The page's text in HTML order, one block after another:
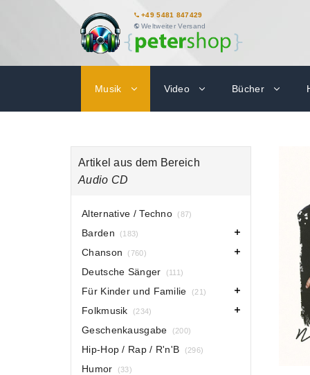
+49 5481 847429
Weltweiter Versand
Musik Video Bücher
Artikel aus dem Bereich
Audio CD
Alternative / Techno (87)
Barden (183)
Chanson (760)
Deutsche Sänger (111)
Für Kinder und Familie (21)
Folkmusik (234)
Geschenkausgabe (200)
Hip-Hop / Rap / R'n'B (296)
Humor (33)